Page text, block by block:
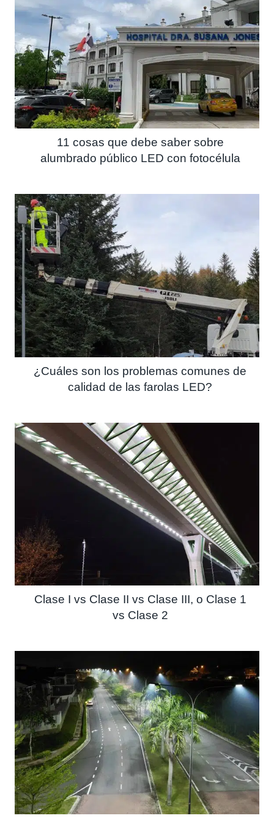
11 cosas que debe saber sobre
alumbrado público LED con fotocélula
¿Cuáles son los problemas comunes de
calidad de las farolas LED?
Clase I vs Clase II vs Clase III, o Clase 1
vs Clase 2